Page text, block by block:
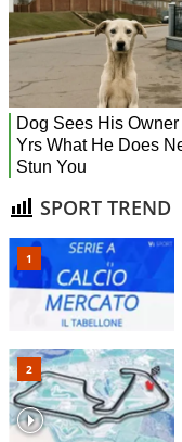
SPORT TREND